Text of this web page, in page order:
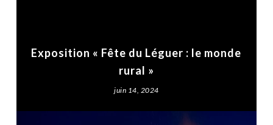
Exposition « Fête du Léguer : le monde
rural »
juin 14, 2024